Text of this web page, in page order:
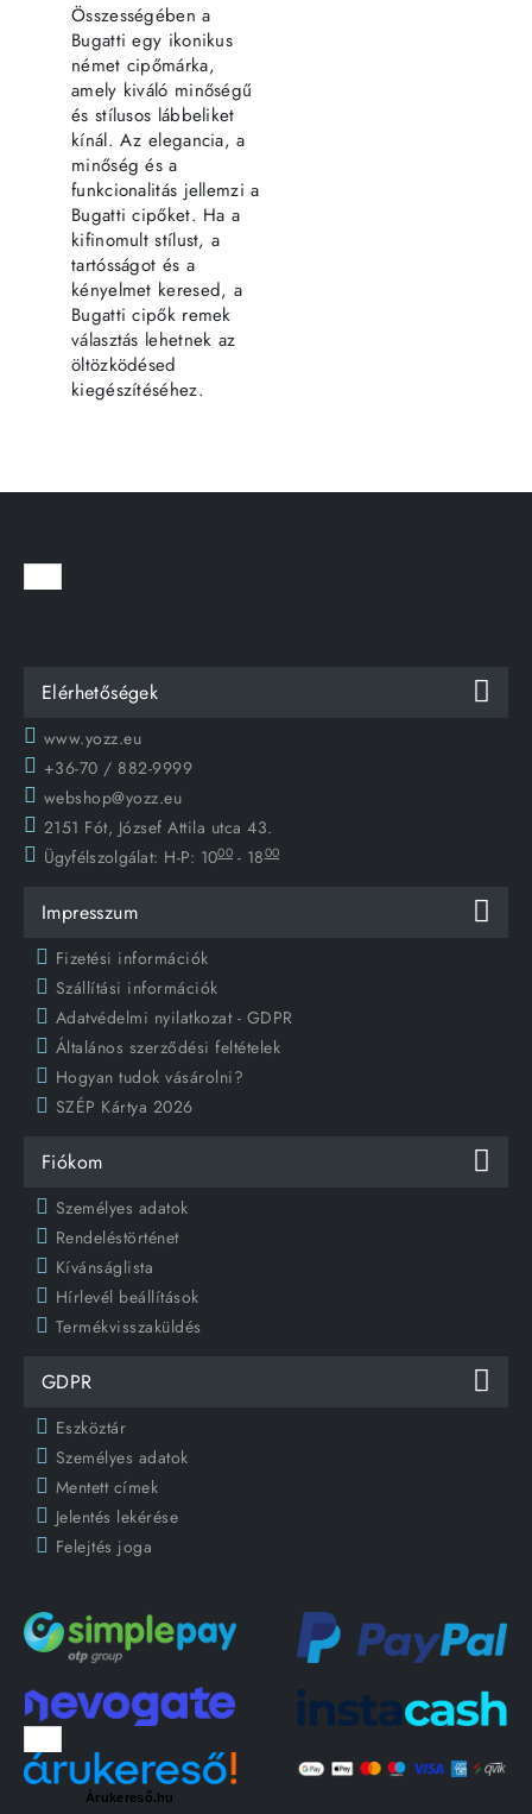
Összességében a
Bugatti egy ikonikus
német cipőmárka,
amely kiváló minőségű
és stílusos lábbeliket
kínál. Az elegancia, a
minőség és a
funkcionalitás jellemzi a
Bugatti cipőket. Ha a
kifinomult stílust, a
tartósságot és a
kényelmet keresed, a
Bugatti cipők remek
választás lehetnek az
öltözködésed
kiegészítéséhez.
Elérhetőségek
www.yozz.eu
+36-70 / 882-9999
webshop@yozz.eu
2151 Fót, József Attila utca 43.
Ügyfélszolgálat: H-P: 1000 - 1800
Impresszum
Fizetési információk
Szállítási információk
Adatvédelmi nyilatkozat - GDPR
Általános szerződési feltételek
Hogyan tudok vásárolni?
SZÉP Kártya 2026
Fiókom
Személyes adatok
Rendeléstörténet
Kívánságlista
Hírlevél beállítások
Termékvisszaküldés
GDPR
Eszköztár
Személyes adatok
Mentett címek
Jelentés lekérése
Felejtés joga
Árukereső.hu